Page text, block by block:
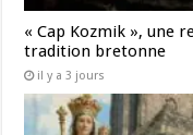
« Cap Kozmik », une
tradition bretonne
il y a 3 jours